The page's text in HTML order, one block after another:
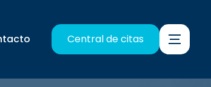
Central de citas